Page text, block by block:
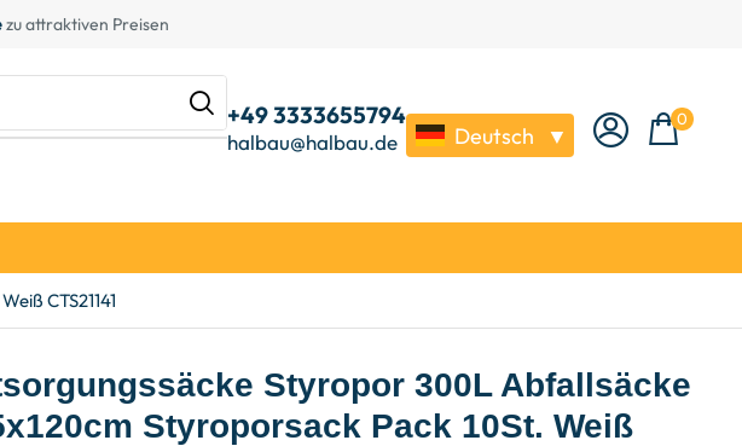
zu attraktiven Preisen
+49 3333655794
halbau@halbau.de Deutsch ▼
0
CTS21141
Styropor 300L Abfallsäcke
Styroporsack Pack 10St. Weiß